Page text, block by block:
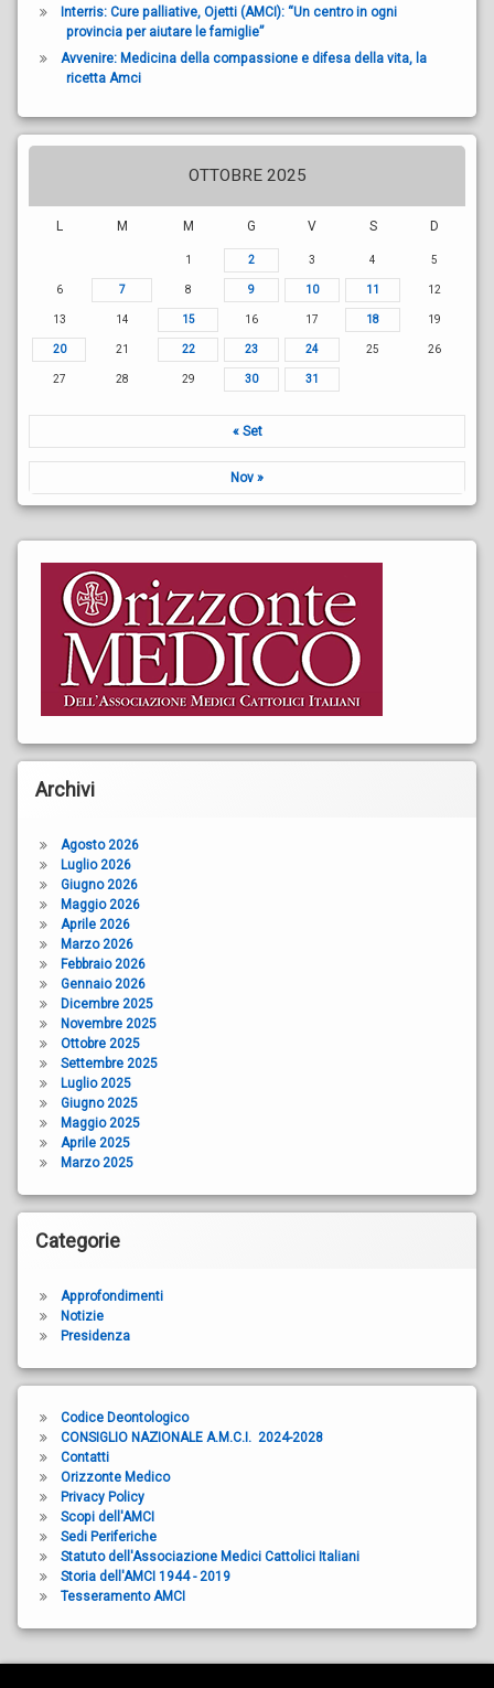
Interris: Cure palliative, Ojetti (AMCI): “Un centro in ogni
provincia per aiutare le famiglie”
Avvenire: Medicina della compassione e difesa della vita, la
ricetta Amci
OTTOBRE 2025
L M M G V S D
1 2 3 4 5
6 7 8 9 10 11 12
13 14 15 16 17 18 19
20 21 22 23 24 25 26
27 28 29 30 31
« Set
Nov »
Archivi
Agosto 2026
Luglio 2026
Giugno 2026
Maggio 2026
Aprile 2026
Marzo 2026
Febbraio 2026
Gennaio 2026
Dicembre 2025
Novembre 2025
Ottobre 2025
Settembre 2025
Luglio 2025
Giugno 2025
Maggio 2025
Aprile 2025
Marzo 2025
Categorie
Approfondimenti
Notizie
Presidenza
Codice Deontologico
CONSIGLIO NAZIONALE A.M.C.I. 2024-2028
Contatti
Orizzonte Medico
Privacy Policy
Scopi dell'AMCI
Sedi Periferiche
Statuto dell'Associazione Medici Cattolici Italiani
Storia dell'AMCI 1944 - 2019
Tesseramento AMCI